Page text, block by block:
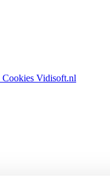
Cookies Vidisoft.nl